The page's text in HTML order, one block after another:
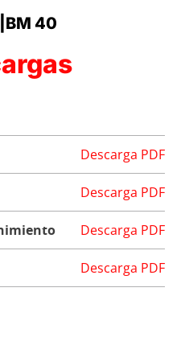
40
Descarga PDF
Descarga PDF
Descarga PDF
Descarga PDF